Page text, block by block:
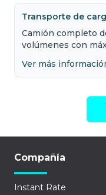
Transporte de
Camión completo
volúmenes con
Ver más
Compañía
Instant Rate